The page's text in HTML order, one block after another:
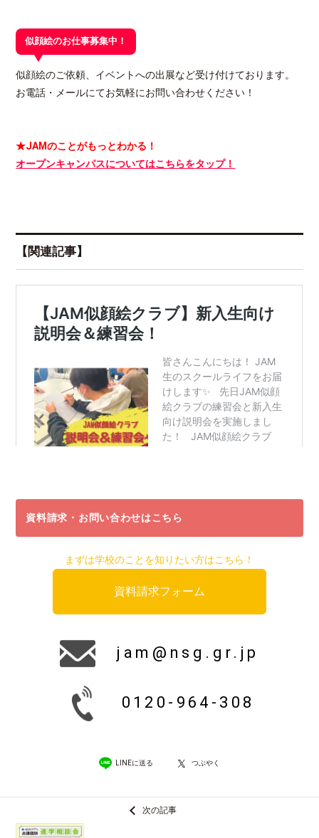
似顔絵のお仕事募集中！
似顔絵のご依頼、イベントへの出展など受け付けております。
お電話・メールにてお気軽にお問い合わせください！
★JAMのことがもっとわかる！
オープンキャンパスについてはこちらをタップ！
【関連記事】
資料請求・お問い合わせはこちら
まずは学校のことを知りたい方はこちら！
資料請求フォーム
jam@nsg.gr.jp
0120-964-308
LINEに送る つぶやく
次の記事